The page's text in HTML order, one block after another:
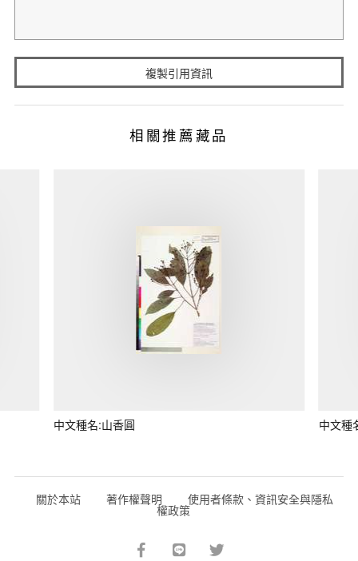
複製引用資訊
相關推薦藏品
中文種名:山香圓 中文種
關於本站 著作權聲明 使用者條款、資訊安全與隱私
權政策